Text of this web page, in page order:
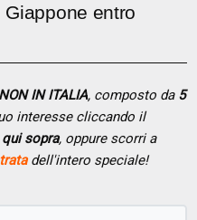
entro
IN ITALIA, composto da 5
interesse cliccando il
qui sopra, oppure scorri a
dell'intero speciale!